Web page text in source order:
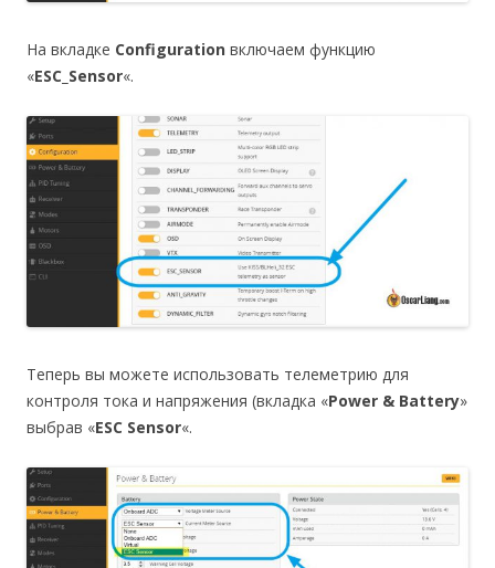
На вкладке Configuration включаем функцию
«ESC_Sensor«.
Теперь вы можете использовать телеметрию для
контроля тока и напряжения (вкладка «Power & Battery»
выбрав «ESC Sensor«.